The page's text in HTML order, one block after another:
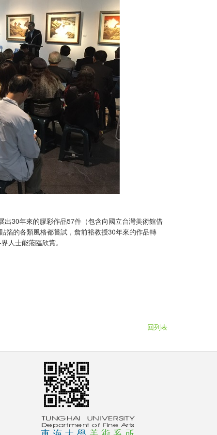
30年來的膠彩作品57件（包含向國立台灣美術館借
箔的各類風格都嘗試，詹前裕教授30年來的作品轉
人士能蒞臨欣賞。
回列表